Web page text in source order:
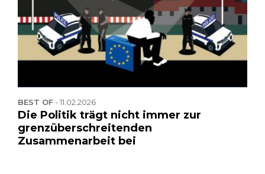
BEST OF-11.02.2026
Die Politik trägt nicht immer zur
grenzüberschreitenden
Zusammenarbeit bei